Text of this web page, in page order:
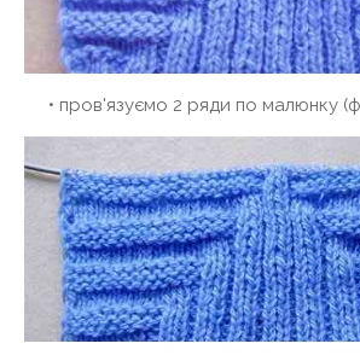
• пров'язуємо 2 ряди по малюнку